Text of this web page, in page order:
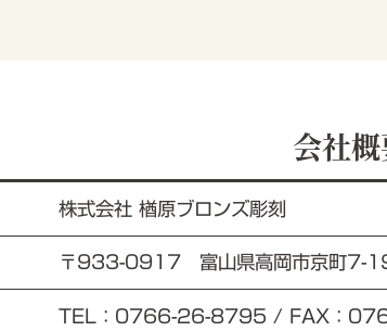
会社
株式会社 楢原ブロンズ彫刻
〒933-0917 富山県高岡市京町7-
TEL：0766-26-8795 / FAX：